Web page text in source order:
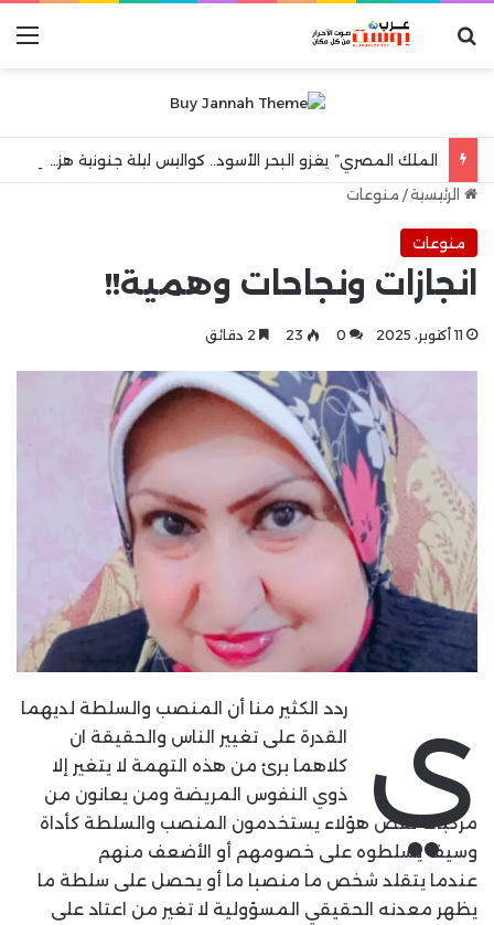
بحث عن
الرئيسية/ منوعات
منوعات
انجازات ونجاحات وهمية!!
11 أكتوبر، 2025 0
23
ي
ردد الكثير منا أن المنصب والسلطة لديهما
القدرة على تغيير الناس والحقيقة ان
كلاهما برئ من هذه التهمة لا يتغير إلا
ذوي النفوس المريضة ومن يعانون من
مركبات نقص هؤلاء يستخدمون المنصب والسلطة كأداة
وسيف يسلطوه على خصومهم أو الأضعف منهم
عندما يتقلد شخص ما منصبا ما أو يحصل على سلطة ما
يظهر معدنه الحقيقي المسؤولية لا تغير من اعتاد على